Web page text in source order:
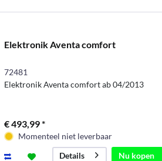
Elektronik Aventa comfort
72481
Elektronik Aventa comfort ab 04/2013
€ 493,99 *
Momenteel niet leverbaar
Details
Nu kopen